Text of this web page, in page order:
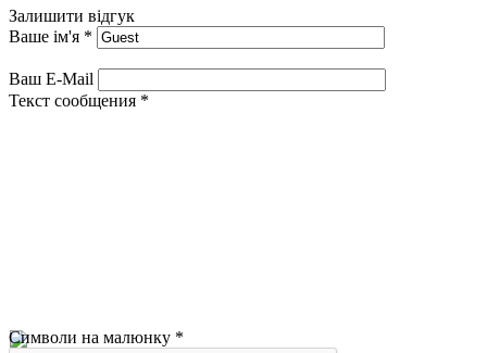
Залишити відгук
Ваше ім'я *
Ваш E-Mail
Текст сообщения *
Символи на малюнку *